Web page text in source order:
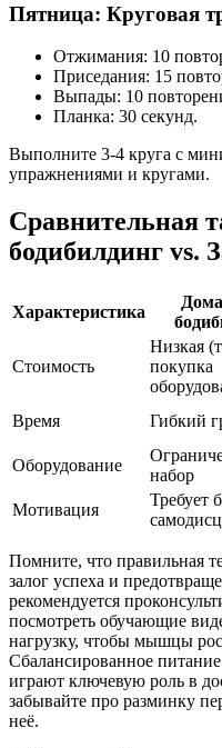
Пятница: Круговая
Отжимания: 10
Приседания: 15
Выпады: 10
Планка: 30 секунд.
Выполните 3-4 круга с
упражнениями и кругами.
Сравнительная
бодибилдинг vs.
Характеристика
Стоимость
Низкая
покупка
Время
Гибкий
Оборудование
набор
Мотивация
Требует
Помните, что правильная
залог успеха и
рекомендуется
посмотреть обучающие
нагрузку, чтобы мышцы
Сбалансированное
играют ключевую роль в
забывайте про разминку
неё.